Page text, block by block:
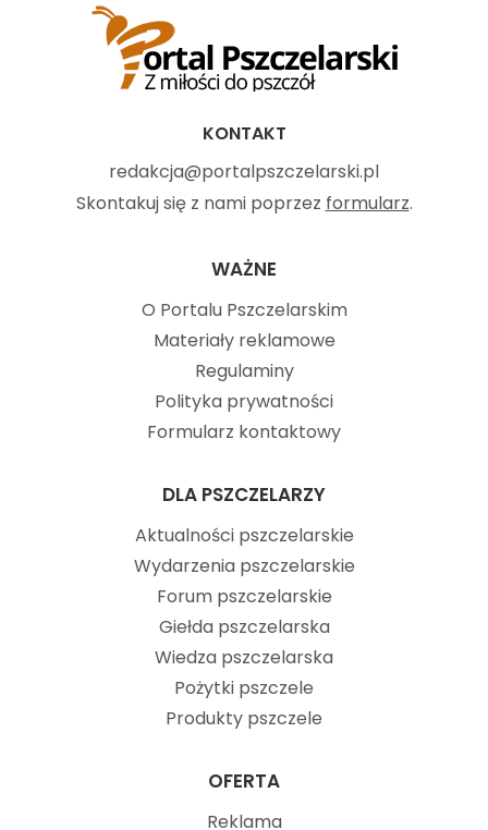
KONTAKT
redakcja@portalpszczelarski.pl
Skontakuj się z nami poprzez formularz.
WAŻNE
O Portalu Pszczelarskim
Materiały reklamowe
Regulaminy
Polityka prywatności
Formularz kontaktowy
DLA PSZCZELARZY
Aktualności pszczelarskie
Wydarzenia pszczelarskie
Forum pszczelarskie
Giełda pszczelarska
Wiedza pszczelarska
Pożytki pszczele
Produkty pszczele
OFERTA
Reklama